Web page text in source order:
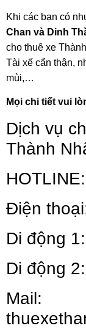
Khi các bạn có
Chan và Dinh
cho thuê xe
Tài xế cẩn thận,
mùi,…
Mọi chi tiết vui
Dịch vụ
Thành
Điện
Di động
Di động
Mail: